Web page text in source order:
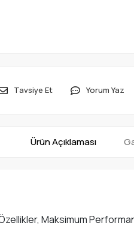
Tavsiye Et Yorum Yaz
Ürün Açıklaması
Özellikler, Maksimum